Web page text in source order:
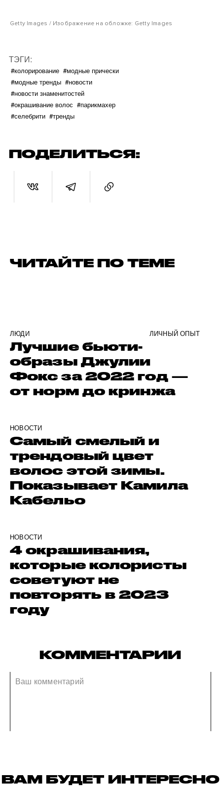
Getty Images / Изображение на обложке: Getty Images
ТЭГИ:
#колорирование #модные прически
#модные тренды #новости
#новости знаменитостей
#окрашивание волос #парикмахер
#селебрити #тренды
ПОДЕЛИТЬСЯ:
ЧИТАЙТЕ ПО ТЕМЕ
ЛЮДИ ЛИЧНЫЙ ОПЫТ
Лучшие бьюти-
образы Джулии
Фокс за 2022 год —
от норм до кринжа
НОВОСТИ
Самый смелый и
трендовый цвет
волос этой зимы.
Показывает Камила
Кабельо
НОВОСТИ
4 окрашивания,
которые колористы
советуют не
повторять в 2023
году
КОММЕНТАРИИ
ВАМ БУДЕТ ИНТЕРЕСНО